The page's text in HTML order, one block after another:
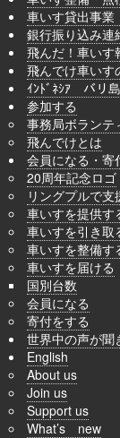
車いす貸出事業
銀行振り込み
飛んだ！車いす
飛んでけ車いす
ｲﾝﾄﾞﾈｼｱ バリ島
参加する
事務局ボランテ
飛んでけとは
会員になる・寄
20周年記念ロゴ
リングプルで支
車いすを提供す
車いすを引き取
車いすを整備す
車いすを届ける
国別台数
会員になる
寄付をする
世界中の声が聞
English
About us
Join us
Support us
What’s new